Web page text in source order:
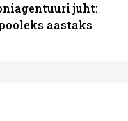
juht:
aastaks